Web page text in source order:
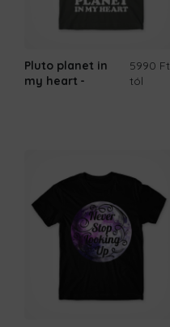
Pluto planet in
my heart
5990 Ft
tól